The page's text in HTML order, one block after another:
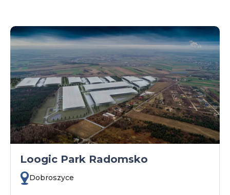
podlaskie
pomorskie
śląskie
świętokrzyskie
warmińsko-mazurskie
wielkopolskie
zachodniopomorskie
Loogic Park Radomsko
Dobroszyce